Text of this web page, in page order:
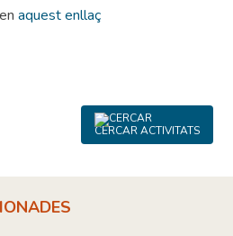
aquest enllaç
CERCAR ACTIVITATS